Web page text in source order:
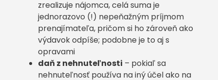
zrealizuje nájomca, celá suma je
jednorazovo (!) nepeňažným príjmom
prenajímateľa, pričom si ho zároveň ako
výdavok odpíše; podobne je to aj s
opravami
daň z nehnuteľnosti – pokiaľ sa
nehnuteľnosť používa na iný účel ako na